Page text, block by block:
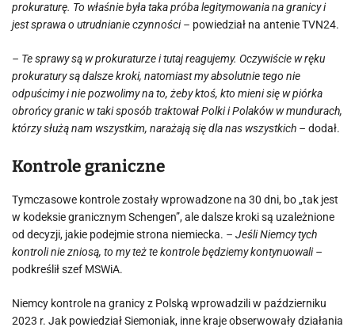
prokuraturę. To właśnie była taka próba legitymowania na granicy i
jest sprawa o utrudnianie czynności – powiedział na antenie TVN24.
– Te sprawy są w prokuraturze i tutaj reagujemy. Oczywiście w ręku
prokuratury są dalsze kroki, natomiast my absolutnie tego nie
odpuścimy i nie pozwolimy na to, żeby ktoś, kto mieni się w piórka
obrońcy granic w taki sposób traktował Polki i Polaków w mundurach,
którzy służą nam wszystkim, narażają się dla nas wszystkich – dodał.
Kontrole graniczne
Tymczasowe kontrole zostały wprowadzone na 30 dni, bo „tak jest
w kodeksie granicznym Schengen”, ale dalsze kroki są uzależnione
od decyzji, jakie podejmie strona niemiecka. – Jeśli Niemcy tych
kontroli nie zniosą, to my też te kontrole będziemy kontynuowali –
podkreślił szef MSWiA.
Niemcy kontrole na granicy z Polską wprowadzili w październiku
2023 r. Jak powiedział Siemoniak, inne kraje obserwowały działania